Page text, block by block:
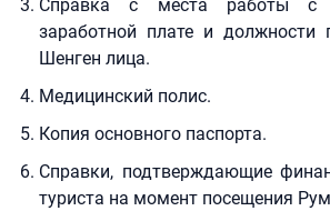
Справка с места работы с
заработной плате и должности
Шенген лица.
Медицинский полис.
Копия основного паспорта.
Справки, подтверждающие
туриста на момент посещения